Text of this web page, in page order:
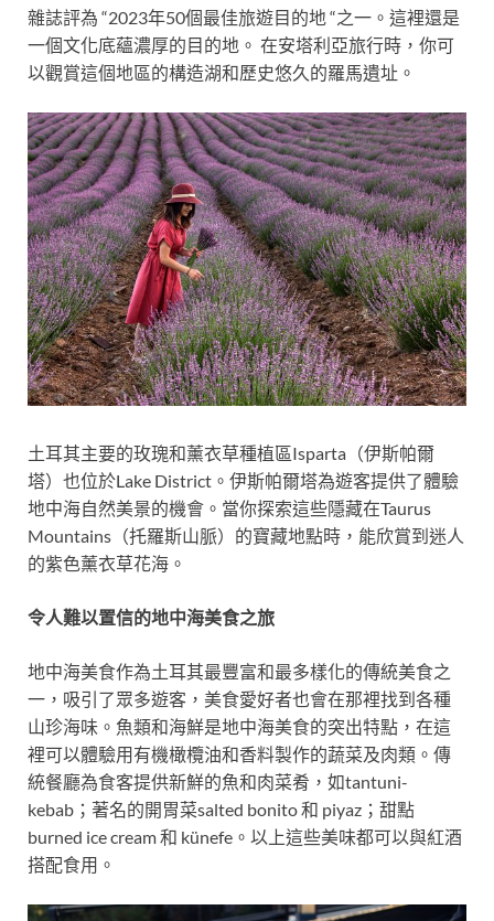
雜誌評為 “2023年50個最佳旅遊目的地 “之一。這裡還是
一個文化底蘊濃厚的目的地。 在安塔利亞旅行時，你可
以觀賞這個地區的構造湖和歷史悠久的羅馬遺址。
土耳其主要的玫瑰和薰衣草種植區Isparta（伊斯帕爾
塔）也位於Lake District。伊斯帕爾塔為遊客提供了體驗
地中海自然美景的機會。當你探索這些隱藏在Taurus
Mountains（托羅斯山脈）的寶藏地點時，能欣賞到迷人
的紫色薰衣草花海。
令人難以置信的地中海美食之旅
地中海美食作為土耳其最豐富和最多樣化的傳統美食之
一，吸引了眾多遊客，美食愛好者也會在那裡找到各種
山珍海味。魚類和海鮮是地中海美食的突出特點，在這
裡可以體驗用有機橄欖油和香料製作的蔬菜及肉類。傳
統餐廳為食客提供新鮮的魚和肉菜肴，如tantuni-
kebab；著名的開胃菜salted bonito 和 piyaz；甜點
burned ice cream 和 künefe。以上這些美味都可以與紅酒
搭配食用。